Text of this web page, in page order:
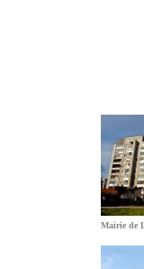
Mairie de